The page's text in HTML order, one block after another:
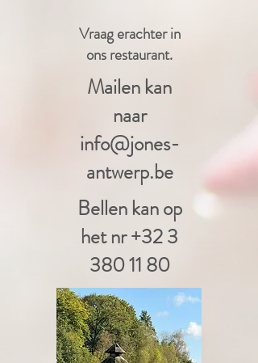
Vraag erachter in
ons restaurant.
Mailen kan
naar
info@jones-
antwerp.be
Bellen kan op
het nr+32 3
380 11 80